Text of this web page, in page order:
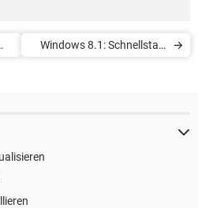
Windows 8.1: Schnellstart